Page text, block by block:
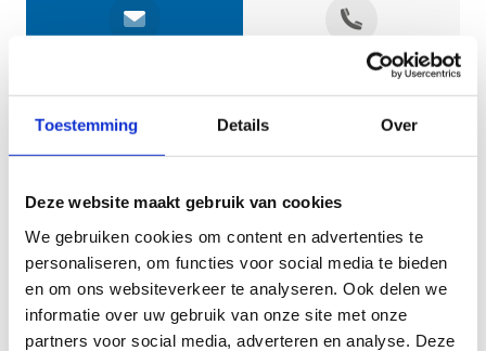
Toestemming Details Over
Deze website maakt gebruik van cookies
We gebruiken cookies om content en advertenties te
personaliseren, om functies voor social media te bieden
en om ons websiteverkeer te analyseren. Ook delen we
informatie over uw gebruik van onze site met onze
partners voor social media, adverteren en analyse. Deze
Geef aan tot welk domein jouw vraag behoort